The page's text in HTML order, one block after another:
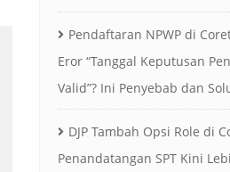
Pendaftaran NPWP di
Eror “Tanggal Keputusan
Valid”? Ini Penyebab dan
DJP Tambah Opsi Role di
Penandatangan SPT Kini